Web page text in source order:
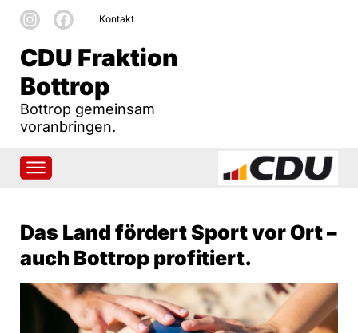
Kontakt
CDU Fraktion
Bottrop
Bottrop gemeinsam
voranbringen.
Das Land fördert Sport vor Ort –
auch Bottrop profitiert.